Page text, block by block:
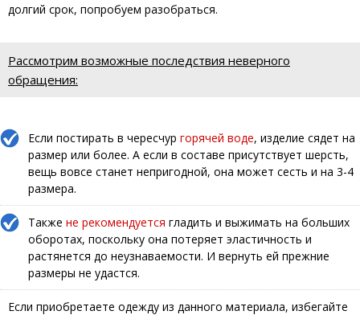
долгий срок, попробуем разобраться.
Рассмотрим возможные последствия неверного
обращения:
Если постирать в чересчур горячей воде, изделие сядет на
размер или более. А если в составе присутствует шерсть,
вещь вовсе станет непригодной, она может сесть и на 3-4
размера.
Также не рекомендуется гладить и выжимать на больших
оборотах, поскольку она потеряет эластичность и
растянется до неузнаваемости. И вернуть ей прежние
размеры не удастся.
Если приобретаете одежду из данного материала, избегайте